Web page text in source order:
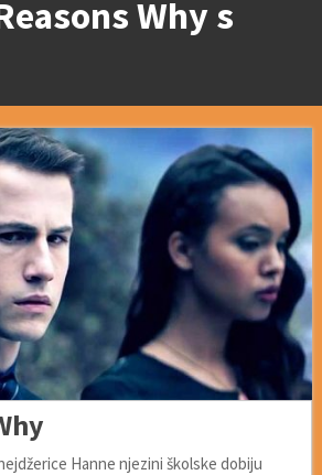
Why s
Hanne njezini školske dobiju